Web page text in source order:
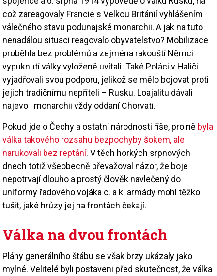
což zareagovaly Francie s Velkou Británií vyhlášením
válečného stavu podunajské monarchii. A jak na tuto
nenadálou situaci reagovalo obyvatelstvo? Mobilizace
proběhla bez problémů a zejména rakouští Němci
vypuknutí války vyloženě uvítali. Také Poláci v Haliči
vyjadřovali svou podporu, jelikož se mělo bojovat proti
jejich tradičnímu nepříteli – Rusku. Loajalitu dávali
najevo i monarchii vždy oddaní Chorvati.
Pokud jde o Čechy a ostatní národnosti říše, pro ně byla
válka takového rozsahu bezpochyby šokem, ale
narukovali bez reptání. V těch horkých srpnových
dnech totiž všeobecně převažoval názor, že boje
nepotrvají dlouho a prostý člověk navlečený do
uniformy řadového vojáka c. a k. armády mohl těžko
tušit, jaké hrůzy jej na frontách čekají.
Válka na dvou frontách
Plány generálního štábu se však brzy ukázaly jako
mylné. Velitelé byli postaveni před skutečnost, že válka